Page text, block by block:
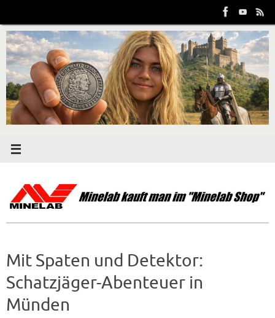
Inhalt
springen
Mit Spaten und Detektor:
Schatzjäger-Abenteuer in
Münden